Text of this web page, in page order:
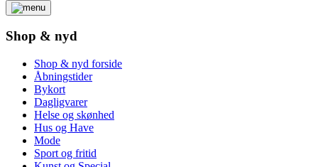
Shop & nyd
Shop & nyd forside
Åbningstider
Bykort
Dagligvarer
Helse og skønhed
Hus og Have
Mode
Sport og fritid